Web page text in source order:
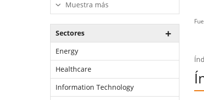
Muestra más
Sectores
Energy
Healthcare
Information Technology